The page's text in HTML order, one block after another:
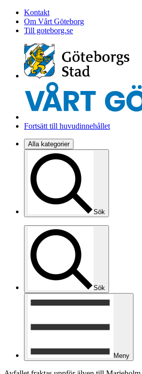
Kontakt
Om Vårt Göteborg
Till goteborg.se
Fortsätt till huvudinnehållet
Alla kategorier
Sök
Sök
Meny